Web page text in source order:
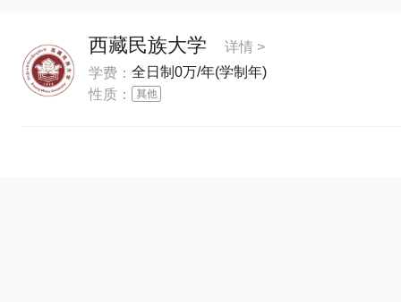
西藏民族大学
详情 >
学费： 全日制0万/年(学制年)
性质：